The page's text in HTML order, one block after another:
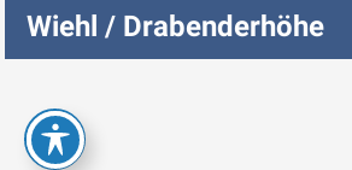
Wiehl / Drabenderhöhe